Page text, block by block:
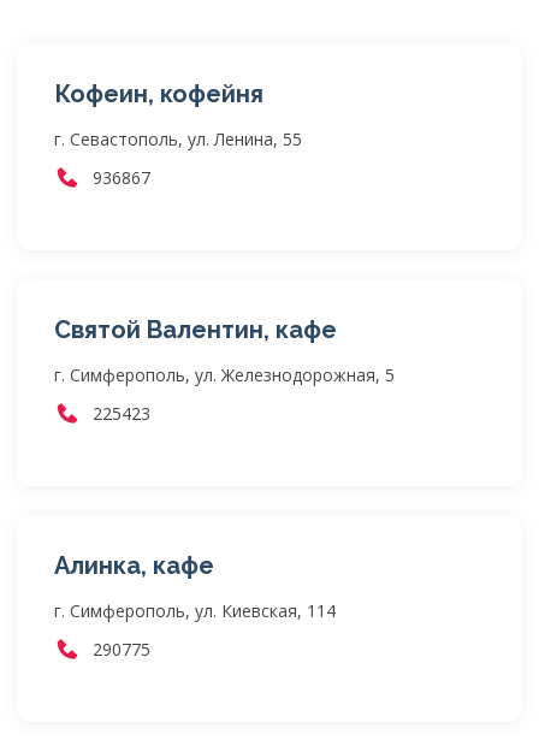
Кофеин, кофейня
г. Севастополь, ул. Ленина, 55
936867
Святой Валентин, кафе
г. Симферополь, ул. Железнодорожная, 5
225423
Алинка, кафе
г. Симферополь, ул. Киевская, 114
290775